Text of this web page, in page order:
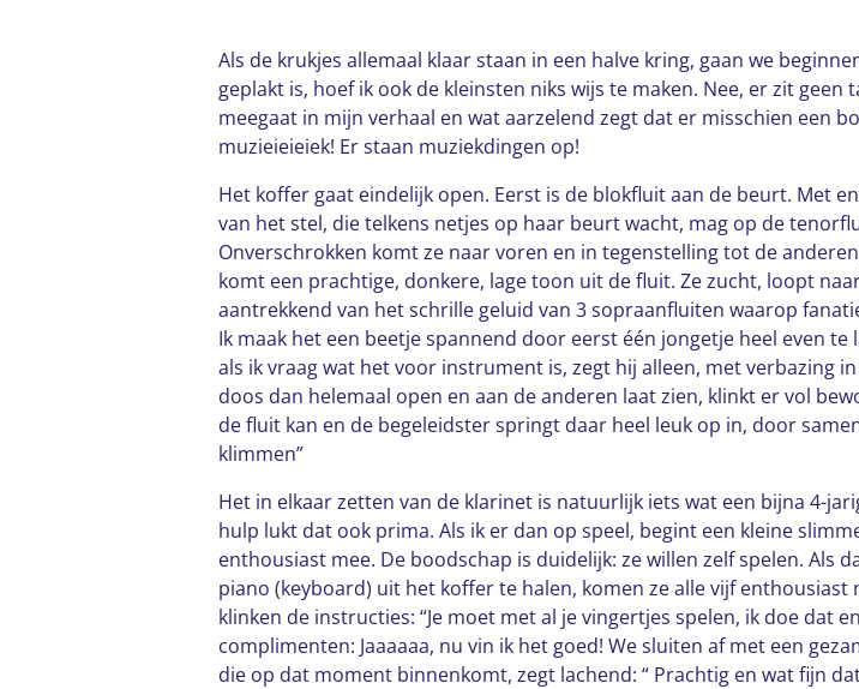
Als de krukjes allemaal klaar staan in een halve kring, gaan we
geplakt is, hoef ik ook de kleinsten niks wijs te maken. Nee, er zit
meegaat in mijn verhaal en wat aarzelend zegt dat er misschien een
muzieieieiek! Er staan muziekdingen op!
Het koffer gaat eindelijk open. Eerst is de blokfluit aan de beurt. Met
van het stel, die telkens netjes op haar beurt wacht, mag op de
Onverschrokken komt ze naar voren en in tegenstelling tot de
komt een prachtige, donkere, lage toon uit de fluit. Ze zucht, loopt
aantrekkend van het schrille geluid van 3 sopraanfluiten waarop
Ik maak het een beetje spannend door eerst één jongetje heel even
als ik vraag wat het voor instrument is, zegt hij alleen, met verbazing
doos dan helemaal open en aan de anderen laat zien, klinkt er vol
de fluit kan en de begeleidster springt daar heel leuk op in, door
klimmen”
Het in elkaar zetten van de klarinet is natuurlijk iets wat een bijna 4-
hulp lukt dat ook prima. Als ik er dan op speel, begint een kleine
enthousiast mee. De boodschap is duidelijk: ze willen zelf spelen.
piano (keyboard) uit het koffer te halen, komen ze alle vijf
klinken de instructies: “Je moet met al je vingertjes spelen, ik doe dat
complimenten: Jaaaaaa, nu vin ik het goed! We sluiten af met een
die op dat moment binnenkomt, zegt lachend: “ Prachtig en wat fijn